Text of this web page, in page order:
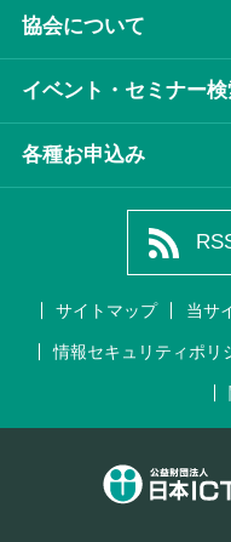
協会について
イベント・セミナー
各種お申込み
サイトマップ 当サ
情報セキュリティポリ